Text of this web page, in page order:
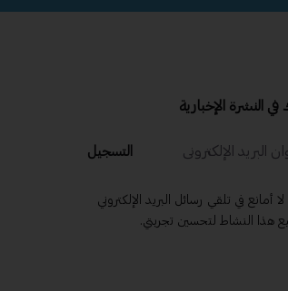
في النشرة الإخبارية
التسجيل
لا أمانع في تلقي رسائل البريد الإلكتروني
هذا النشاط لتحسين تجربتي.